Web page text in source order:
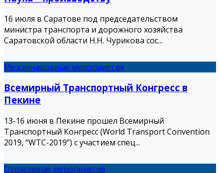
16 июля в Саратове под председательством
министра транспорта и дорожного хозяйства
Саратовской области Н.Н. Чурикова сос...
Международные мероприятия
Всемирный Транспортный Конгресс в
Пекине
13-16 июня в Пекине прошел Всемирный
Транспортный Конгресс (World Transport Convention
2019, “WTC-2019”) с участием спец...
Отраслевые мероприятия